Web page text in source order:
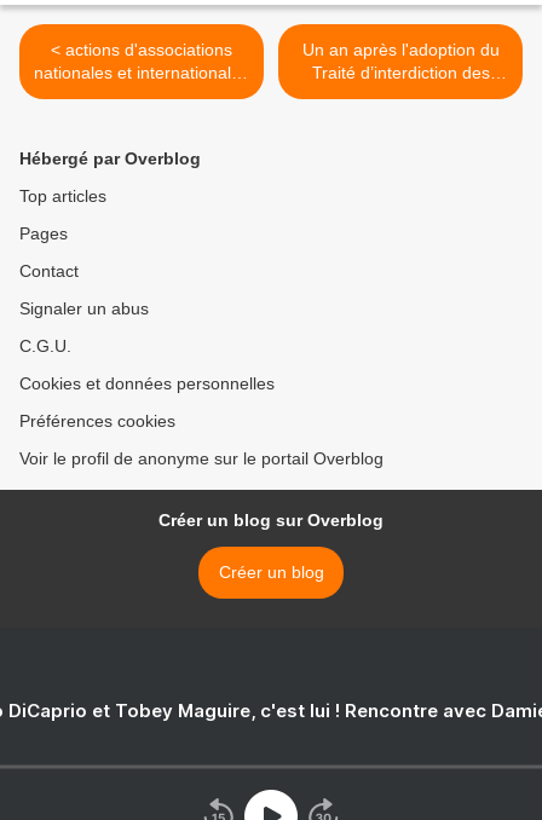
< actions d'associations
nationales et internationales
contre le sommet OTAN
Un an après l'adoption du
Traité d’interdiction des
armes nucléaires par
Hébergé par Overblog
Top articles
Pages
Contact
Signaler un abus
C.G.U.
Cookies et données personnelles
Préférences cookies
Voir le profil de anonyme sur le portail Overblog
Créer un blog sur Overblog
Créer un blog
DiCaprio et Tobey Maguire, c'est lui ! Rencontre avec